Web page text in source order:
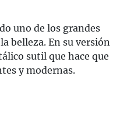
uno de los grandes
belleza. En su versión
sutil que hace que
y modernas.